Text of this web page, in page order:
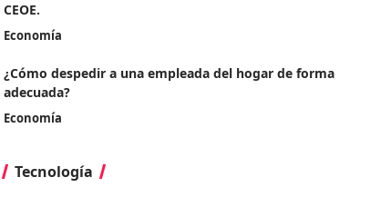
CEOE.
Economía
¿Cómo despedir a una empleada del hogar de forma
adecuada?
Economía
Tecnología